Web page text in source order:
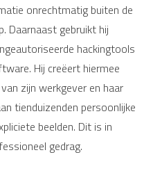
onrechtmatig buiten de
Daarnaast gebruikt hij
hackingtools
Hij creëert hiermee
zijn werkgever en haar
tienduizenden persoonlijke
beelden. Dit is in
gedrag.